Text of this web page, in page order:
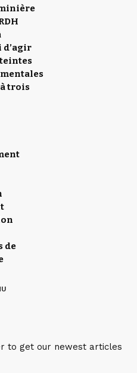
d’agir
trois
de
to get our newest articles